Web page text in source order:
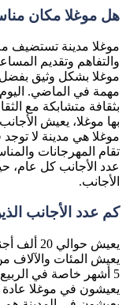
هل موغلا مكان
موغلا مدينة تستضيف
والتفاهم وتقديم
موغلا بشكل وثيق بفضل
مهمة في الماضي.
بثقافة متشابكة مع
بها موغلا، يعيش
موغلا هي مدينة لا
تقام المهرجانات
عدد الأجانب كل عام،
الأجانب.
كم عدد الأجانب
يعيش
5 أشهر خاصة في
يعيشون في موغلا